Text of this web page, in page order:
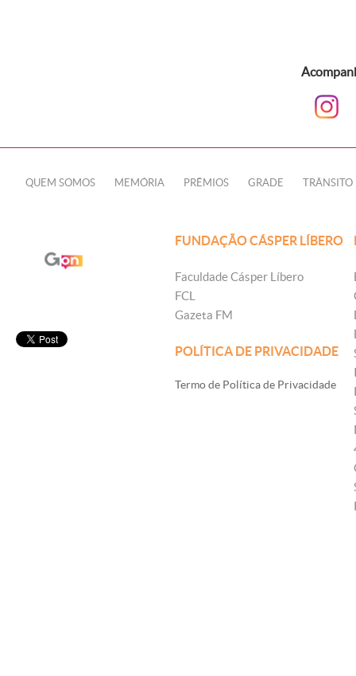
QUEM SOMOS MEMÓRIA PRÊMIOS GRADE TRÂNSITO
FUNDAÇÃO CÁSPER LÍBERO
Faculdade Cásper Líbero
FCL
Gazeta FM
POLÍTICA DE PRIVACIDADE
Termo de Política de Privacidade